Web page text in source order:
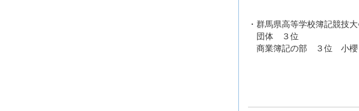
・群馬県高等学校簿記競技
団体 ３位
商業簿記の部 ３位 小櫻